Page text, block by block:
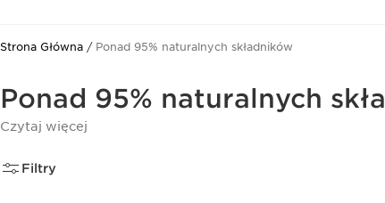
Strona Główna Ponad 95% naturalnych składników
Ponad 95% naturalnych
Czytaj więcej
Filtry